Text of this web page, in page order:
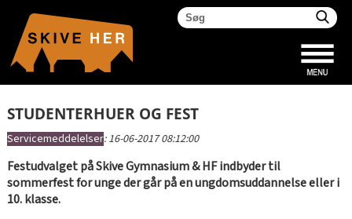
STUDENTERHUER OG FEST
Servicemeddelelser:16-06-2017 08:12:00
Festudvalget på Skive Gymnasium & HF indbyder til
sommerfest for unge der går på en ungdomsuddannelse eller i
10. klasse.